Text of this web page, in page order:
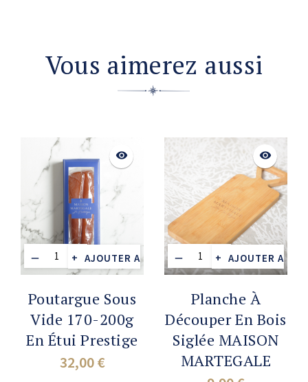
Vous aimerez aussi
AJOUTER AU PANIER
visibility
Poutargue Sous
Vide 170-200g
En Étui Prestige
32,00 €
AJOUTER AU
visibility
Planche À
Découper En Bois
Siglée MAISON
MARTEGALE